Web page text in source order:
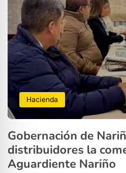
Hacienda
Gobernación de
distribuidores la
Aguardiente Nariño